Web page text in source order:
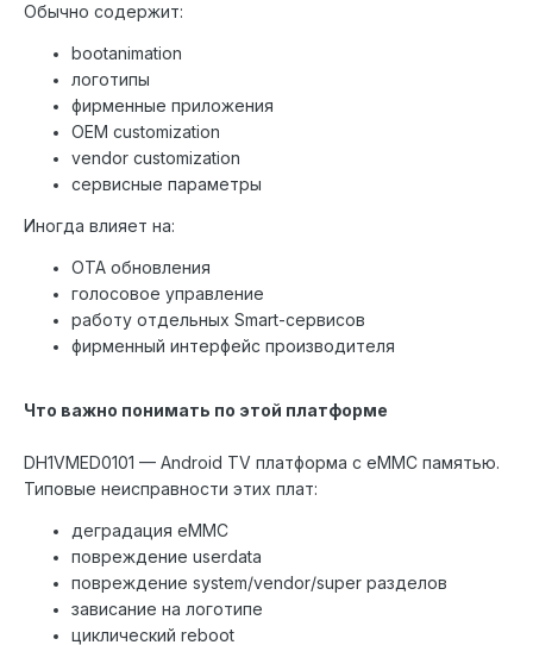
Обычно содержит:
bootanimation
логотипы
фирменные приложения
OEM customization
vendor customization
сервисные параметры
Иногда влияет на:
OTA обновления
голосовое управление
работу отдельных Smart-сервисов
фирменный интерфейс производителя
Что важно понимать по этой платформе
DH1VMED0101 — Android TV платформа с eMMC памятью.
Типовые неисправности этих плат:
деградация eMMC
повреждение userdata
повреждение system/vendor/super разделов
зависание на логотипе
циклический reboot